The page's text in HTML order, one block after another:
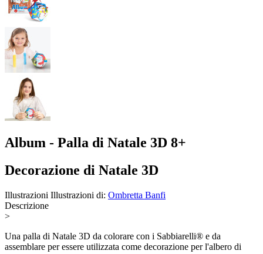
Album - Palla di Natale 3D 8+
Decorazione di Natale 3D
Illustrazioni Illustrazioni di: Ombretta Banfi
Descrizione
>
Una palla di Natale 3D da colorare con i Sabbiarelli® e da
assemblare per essere utilizzata come decorazione per l'albero di